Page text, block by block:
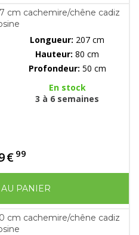
cm cachemire/chêne cadiz
Longueur: 207 cm
Hauteur: 80 cm
Profondeur: 50 cm
En stock
3 à 6 semaines
€ 99
PANIER
cm cachemire/chêne cadiz